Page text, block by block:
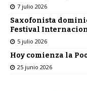
7 julio 2026
Saxofonista
Festival
5 julio 2026
Hoy comienza la
25 junio 2026